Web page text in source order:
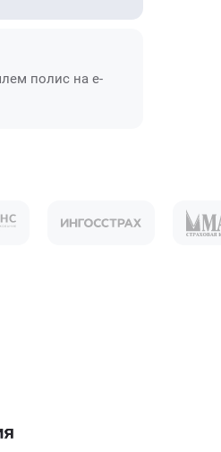
полис на e-